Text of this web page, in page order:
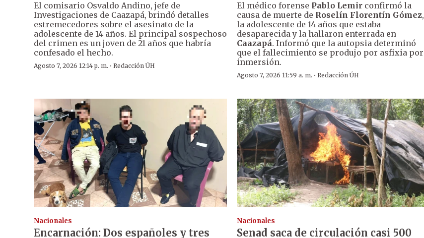
El comisario Osvaldo Andino, jefe de
Investigaciones de Caazapá, brindó detalles
estremecedores sobre el asesinato de la
adolescente de 14 años. El principal sospechoso
del crimen es un joven de 21 años que habría
confesado el hecho.
Agosto 7, 2026 12:14 p. m. · Redacción ÚH
El médico forense Pablo Lemir confirmó la
causa de muerte de Roselín Florentín Gómez,
la adolescente de 14 años que estaba
desaparecida y la hallaron enterrada en
Caazapá. Informó que la autopsia determinó
que el fallecimiento se produjo por asfixia por
inmersión.
Agosto 7, 2026 11:59 a. m. ·Redacción ÚH
Nacionales
Encarnación: Dos españoles y tres
Nacionales
Senad saca de circulación casi 500